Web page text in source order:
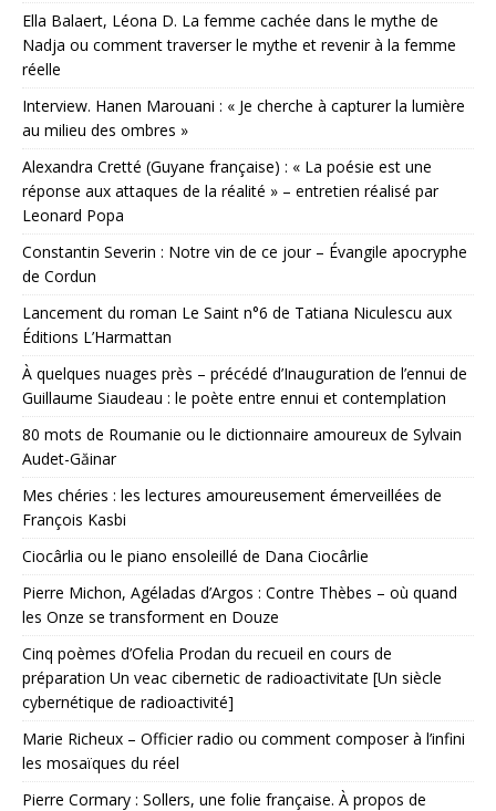
Ella Balaert, Léona D. La femme cachée dans le mythe de
Nadja ou comment traverser le mythe et revenir à la femme
réelle
Interview. Hanen Marouani : « Je cherche à capturer la lumière
au milieu des ombres »
Alexandra Cretté (Guyane française) : « La poésie est une
réponse aux attaques de la réalité » – entretien réalisé par
Leonard Popa
Constantin Severin : Notre vin de ce jour – Évangile apocryphe
de Cordun
Lancement du roman Le Saint n°6 de Tatiana Niculescu aux
Éditions L’Harmattan
À quelques nuages près – précédé d’Inauguration de l’ennui de
Guillaume Siaudeau : le poète entre ennui et contemplation
80 mots de Roumanie ou le dictionnaire amoureux de Sylvain
Audet-Găinar
Mes chéries : les lectures amoureusement émerveillées de
François Kasbi
Ciocârlia ou le piano ensoleillé de Dana Ciocârlie
Pierre Michon, Agéladas d’Argos : Contre Thèbes – où quand
les Onze se transforment en Douze
Cinq poèmes d’Ofelia Prodan du recueil en cours de
préparation Un veac cibernetic de radioactivitate [Un siècle
cybernétique de radioactivité]
Marie Richeux – Officier radio ou comment composer à l’infini
les mosaïques du réel
Pierre Cormary : Sollers, une folie française. À propos de